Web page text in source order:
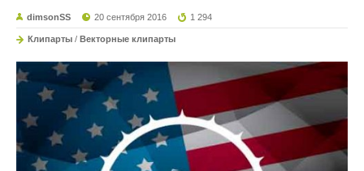
dimsonSS 20 сентября 2016 1 294
Клипарты / Векторные клипарты